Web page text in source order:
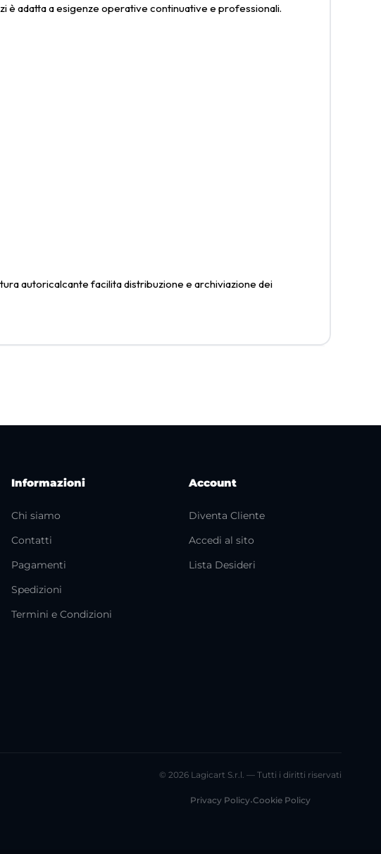
è adatta a esigenze operative continuative e professionali.
autoricalcante facilita distribuzione e archiviazione dei
Informazioni
Chi siamo
Contatti
Pagamenti
Spedizioni
Termini e Condizioni
Account
Diventa Cliente
Accedi al sito
Lista Desideri
© 2026 Lagicart S.r.l. — Tutti i diritti riservati
Privacy Policy•Cookie Policy